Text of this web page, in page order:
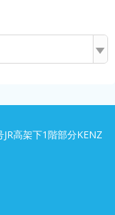
高架下1階部分KENZ